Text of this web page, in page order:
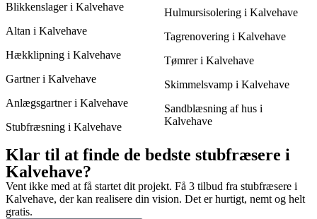
Blikkenslager i Kalvehave
Altan i Kalvehave
Hækklipning i Kalvehave
Gartner i Kalvehave
Anlægsgartner i Kalvehave
Stubfræsning i Kalvehave
Hulmursisolering i Kalvehave
Tagrenovering i Kalvehave
Tømrer i Kalvehave
Skimmelsvamp i Kalvehave
Sandblæsning af hus i
Kalvehave
Klar til at finde de bedste stubfræsere i
Kalvehave?
Vent ikke med at få startet dit projekt. Få 3 tilbud fra stubfræsere i
Kalvehave, der kan realisere din vision. Det er hurtigt, nemt og helt
gratis.